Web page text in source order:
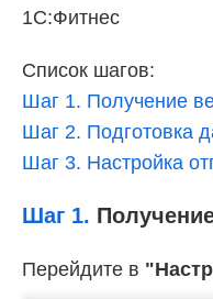
1С:Фитнес
Список шагов:
Шаг 1. Получение
Шаг 2. Подготовка
Шаг 3. Настройка
Шаг 1.
Перейдите в